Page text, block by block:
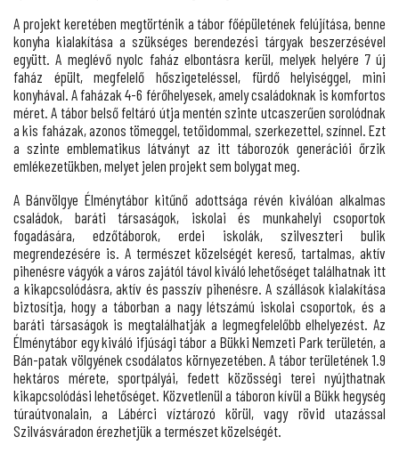
A projekt keretében megtörténik a tábor főépületének felújítása, benne
konyha kialakítása a szükséges berendezési tárgyak beszerzésével
együtt. A meglévő nyolc faház elbontásra kerül, melyek helyére 7 új
faház épült, megfelelő hőszigeteléssel, fürdő helyiséggel, mini
konyhával. A faházak 4-6 férőhelyesek, amely családoknak is komfortos
méret. A tábor belső feltáró útja mentén szinte utcaszerűen sorolódnak
a kis faházak, azonos tömeggel, tetőidommal, szerkezettel, színnel. Ezt
a szinte emblematikus látványt az itt táborozók generációi őrzik
emlékezetükben, melyet jelen projekt sem bolygat meg.
A Bánvölgye Élménytábor kitűnő adottsága révén kiválóan alkalmas
családok, baráti társaságok, iskolai és munkahelyi csoportok
fogadására, edzőtáborok, erdei iskolák, szilveszteri bulik
megrendezésére is. A természet közelségét kereső, tartalmas, aktív
pihenésre vágyók a város zajától távol kiváló lehetőséget találhatnak itt
a kikapcsolódásra, aktív és passzív pihenésre. A szállások kialakítása
biztosítja, hogy a táborban a nagy létszámú iskolai csoportok, és a
baráti társaságok is megtalálhatják a legmegfelelőbb elhelyezést. Az
Élménytábor egy kiváló ifjúsági tábor a Bükki Nemzeti Park területén, a
Bán-patak völgyének csodálatos környezetében. A tábor területének 1.9
hektáros mérete, sportpályái, fedett közösségi terei nyújthatnak
kikapcsolódási lehetőséget. Közvetlenül a táboron kívül a Bükk hegység
túraútvonalain, a Lábérci víztározó körül, vagy rövid utazással
Szilvásváradon érezhetjük a természet közelségét.